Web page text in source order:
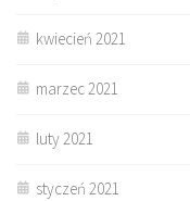
kwiecień 2021
marzec 2021
luty 2021
styczeń 2021